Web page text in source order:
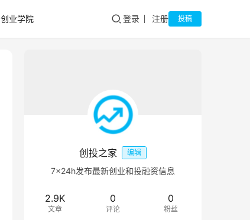
创业学院 登录 注册 投稿
创投之家 编辑
7×24h发布最新创业和投融资信息
2.9K
文章
0
评论
0
粉丝